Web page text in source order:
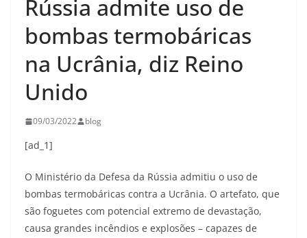
Rússia admite uso de
bombas termobáricas
na Ucrânia, diz Reino
Unido
09/03/2022 blog
[ad_1]
O Ministério da Defesa da Rússia admitiu o uso de
bombas termobáricas contra a Ucrânia. O artefato, que
são foguetes com potencial extremo de devastação,
causa grandes incêndios e explosões – capazes de